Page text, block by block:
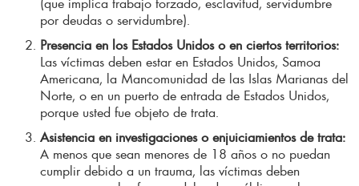
por deudas o servidumbre).
Presencia en los Estados Unidos o en ciertos territorios:
Las víctimas deben estar en Estados Unidos, Samoa
Americana, la Mancomunidad de las Islas Marianas del
Norte, o en un puerto de entrada de Estados Unidos,
porque usted fue objeto de trata.
Asistencia en investigaciones o enjuiciamientos de trata:
A menos que sean menores de 18 años o no puedan
cumplir debido a un trauma, las víctimas deben